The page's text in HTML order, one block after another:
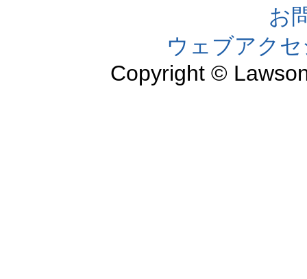
お
ウェブアク
Copyright ©